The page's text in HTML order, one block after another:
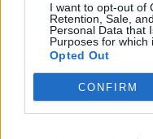
I want to opt-out of
Retention, Sale,
Personal Data that
Purposes for which
Opted Out
CONFIRM
Žinios | Lietuvos diena